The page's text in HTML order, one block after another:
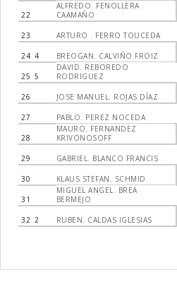
22
ALFREDO. FENOLLERA
CAAMAÑO
23 ARTURO . FERRO TOUCEDA
24 4 BREOGAN. CALVIÑO FROIZ
25 5
DAVID. REBOREDO
RODRIGUEZ
26 JOSE MANUEL. ROJAS DÍAZ
27 PABLO. PEREZ NOCEDA
28
MAURO. FERNANDEZ
KRIVONOSOFF
29 GABRIEL. BLANCO FRANCIS
30 KLAUS STEFAN. SCHMID
31
MIGUEL ANGEL. BREA
BERMEJO
32 2 RUBEN. CALDAS IGLESIAS